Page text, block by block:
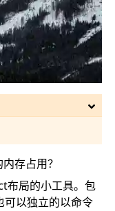
存占用？
布局的小工具。包
可以独立的以命令